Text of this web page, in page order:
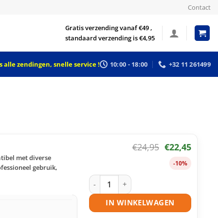
Contact
Gratis verzending vanaf €49 ,
standaard verzending is €4,95
zendingen, snelle service ! 10:00 - 18:00 +32 11 261499
met diverse
gebruik,
€24,95 €22,45
-10%
Samsung CLT-C406S toner cyaan
IN WINKELWAGEN